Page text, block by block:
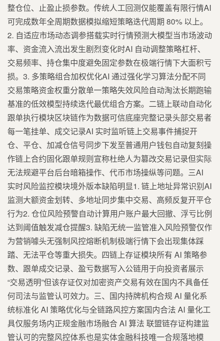
整仓位、止盈止损参数。传统人工回测仅能覆盖有限行情AI
可完成数年全周期数据模拟缩短策略迭代周期 80% 以上。
2. 自适应市场动态调参搭载实时行情预测大模型当市场波动
率、资金流入流出发生剧烈变化时AI 自动调整策略杠杆、
交易频率、持仓集中度避免固定参数在极端行情下大面积亏
损。3. 多策略组合加权优化AI 通过强化学习算法分配不同
交易策略资金权重分散单一策略失效风险自动淘汰长期跑输
基准的低效模型持续迭代最优组合方案。二链上联动自动化
跟单执行模块区块链作为数据可信底座完整记录头部交易者
每一笔挂单、成交记录AI 实时监听链上交易事件捕捉开
仓、平仓、加减仓信号同步下发至普通用户钱包自动复刻操
作链上合约固化跟单规则宣称杜绝人为篡改交易记录但实际
无法规避平台后台暗箱操作、代币市场操纵等问题。三AI
实时风险监控模块境外版本缺陷明显1. 链上地址异常识别AI
监测大额资金划转、多地址同步集中交易、高频反复开平仓
行为2. 仓位风险预警自动计算用户账户最大回撤、浮亏比例
达到阈值触发减仓提醒3. 缺陷无统一监管准入风险预警仅作
为营销噱头无强制风控熔断机制极端行情下会出现集体踩
踏、无法平仓等重大损失。四链上存证模块所有 AI 策略参
数、跟单成交记录、盈亏数据写入公链用于向投资者展示
“交易透明”但该存证仅对加密资产交易有效在国内不具备任
何司法与监管认可效力。三、国内持牌机构合规 AI 量化系
统标准化 AI 策略优化与全链路风控方案国内合法 AI 量化工
具仅服务场内正规金融市场融合 AI 算法 联盟链存证构建监
管认可的完整风控体系也是实体金融科技唯一合规落地模